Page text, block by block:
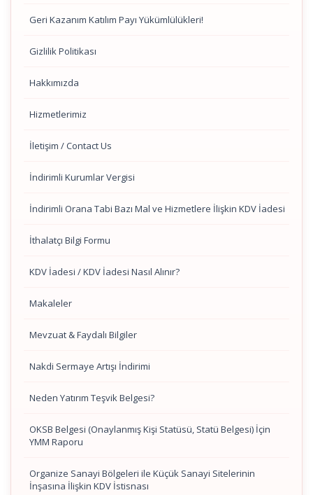
Geri Kazanım Katılım Payı Yükümlülükleri!
Gizlilik Politikası
Hakkımızda
Hizmetlerimiz
İletişim / Contact Us
İndirimli Kurumlar Vergisi
İndirimli Orana Tabi Bazı Mal ve Hizmetlere İlişkin KDV İadesi
İthalatçı Bilgi Formu
KDV İadesi / KDV İadesi Nasıl Alınır?
Makaleler
Mevzuat & Faydalı Bilgiler
Nakdi Sermaye Artışı İndirimi
Neden Yatırım Teşvik Belgesi?
OKSB Belgesi (Onaylanmış Kişi Statüsü, Statü Belgesi) İçin
YMM Raporu
Organize Sanayi Bölgeleri ile Küçük Sanayi Sitelerinin
İnşasına İlişkin KDV İstisnası